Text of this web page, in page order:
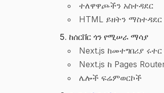
ተለዋዋጮችን አስተዳደር
HTML ይዘትን ማስተዳደር
ከሰርቨር ጎን የሚሠራ ማሳያ
Next.js ከመተግበሪያ ሩተር
Next.js ከ Pages
ሌሎች ፍሬምወርኮች